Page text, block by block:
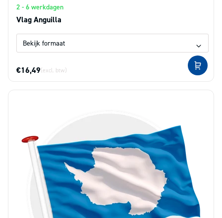
2 - 6 werkdagen
Vlag Anguilla
€16,49(excl. btw)